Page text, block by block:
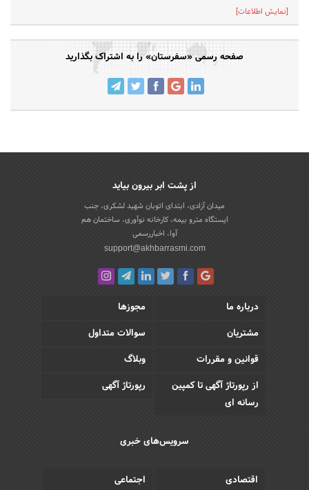
[نمایش اطلاعات]
صفحه رسمی «سفرستان» را به اشتراک بگذارید
از پشت ابر بیرون بیاید
میدان آزادی، ابتدای اتوبان شهید لشکری، جنب
ایستگاه مترو بیمه، کارخانه نوآوری، ساختمان هم
آوا، اخباررسمی
support@akhbarrasmi.com
درباره ما
مجوزها
مشتریان
سوالات متداول
قوانین و مقررات
وبلاگ
از رپورتاژ آگهی تا کمپین
رسانه ای
رپورتاژ آگهی
سرویس‌های خبری
اقتصادی اجتماعی